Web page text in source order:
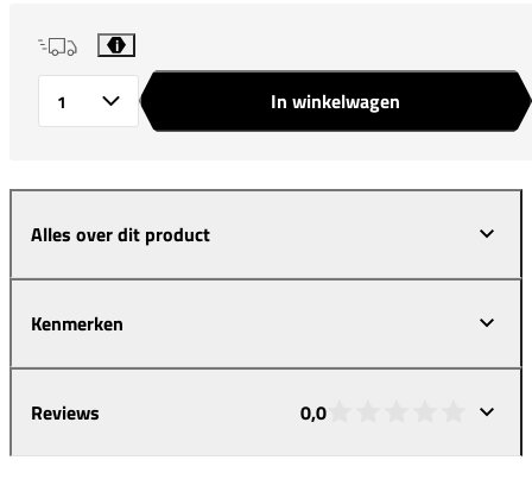
i
In winkelwagen
Alles over dit product
Kenmerken
Reviews 0,0